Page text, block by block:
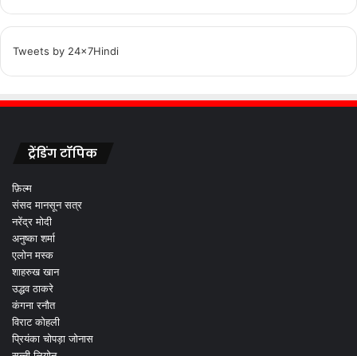
Tweets by 24x7Hindi
ट्रेंडिंग टॉपिक
फ़िल्म
संसद मानसून सत्र
नरेंद्र मोदी
अनुष्का शर्मा
एलोन मस्क
शाहरुख खान
उद्धव ठाकरे
कंगना रनौत
विराट कोहली
प्रियंका चोपड़ा जोनास